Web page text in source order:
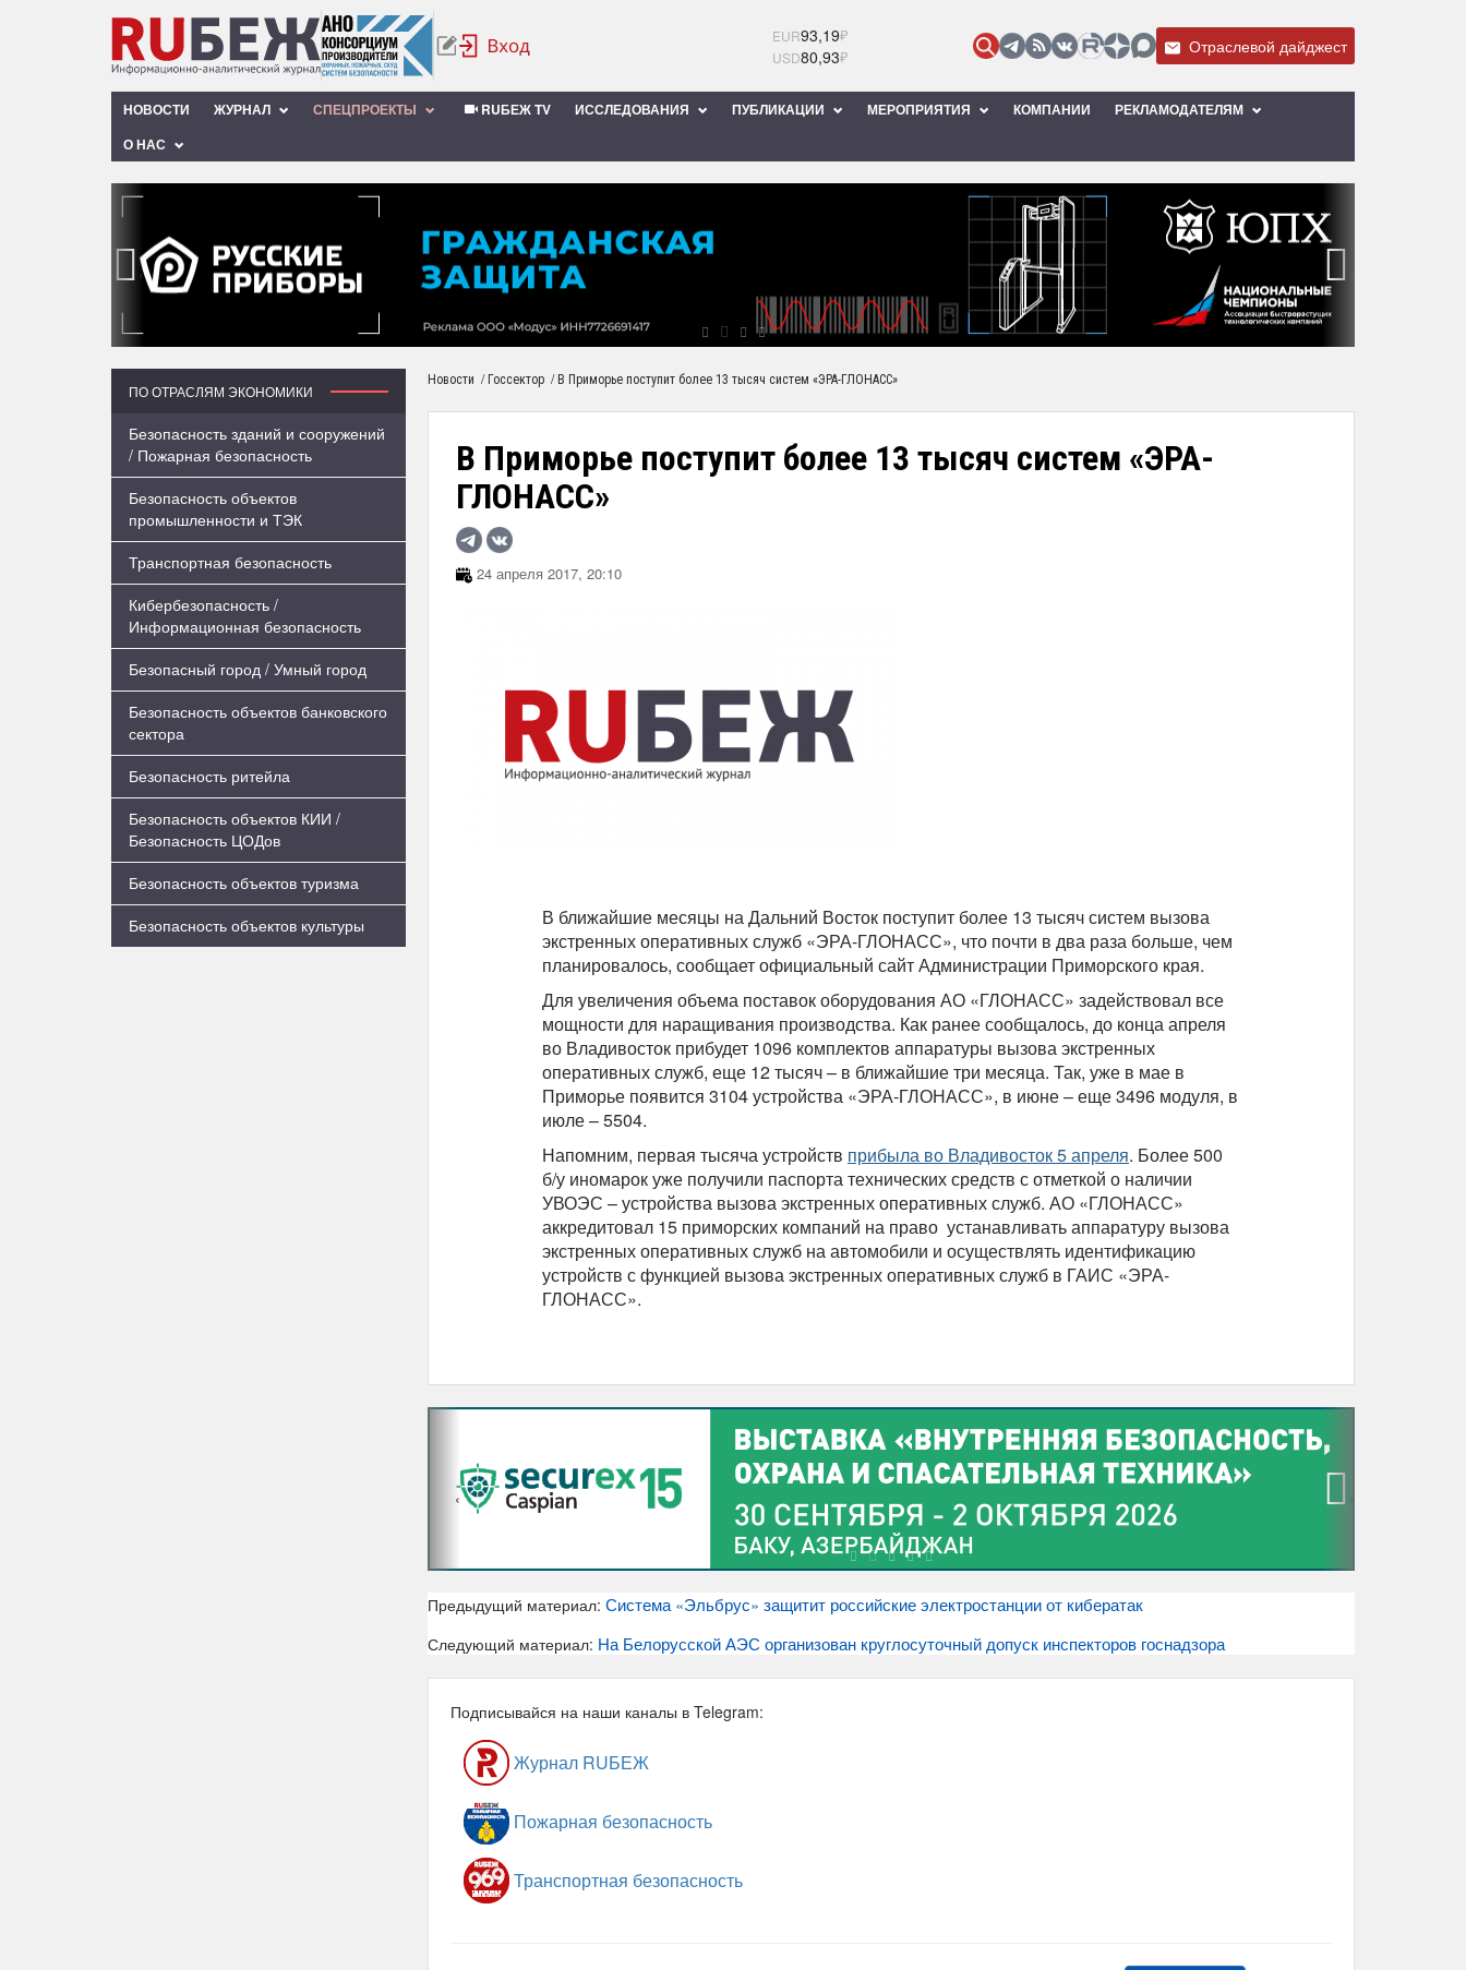
EUR93,19₽
USD80,93₽ Отраслевой дайджест
НОВОСТИ ЖУРНАЛ СПЕЦПРОЕКТЫ RUБЕЖ TV ИССЛЕДОВАНИЯ ПУБЛИКАЦИИ МЕРОПРИЯТИЯ КОМПАНИИ
РЕКЛАМОДАТЕЛЯМ
О НАС
‹
ПО ОТРАСЛЯМ ЭКОНОМИКИ
Безопасность зданий и сооружений
/ Пожарная безопасность
Безопасность объектов
промышленности и ТЭК
Транспортная безопасность
Кибербезопасность /
Информационная безопасность
Безопасный город / Умный город
Безопасность объектов банковского
сектора
Безопасность ритейла
Безопасность объектов КИИ /
Безопасность ЦОДов
Безопасность объектов туризма
Безопасность объектов культуры
Новости / Госсектор / В Приморье поступит более 13 тысяч систем «ЭРА-ГЛОНАСС»
В Приморье поступит более 13 тысяч систем «ЭРА-
ГЛОНАСС»
24 апреля 2017, 20:10
В ближайшие месяцы на Дальний Восток поступит более 13 тысяч систем вызова
экстренных оперативных служб «ЭРА-ГЛОНАСС», что почти в два раза больше, чем
планировалось, сообщает официальный сайт Администрации Приморского края.
Для увеличения объема поставок оборудования АО «ГЛОНАСС» задействовал все
мощности для наращивания производства. Как ранее сообщалось, до конца апреля
во Владивосток прибудет 1096 комплектов аппаратуры вызова экстренных
оперативных служб, еще 12 тысяч – в ближайшие три месяца. Так, уже в мае в
Приморье появится 3104 устройства «ЭРА-ГЛОНАСС», в июне – еще 3496 модуля, в
июле – 5504.
Напомним, первая тысяча устройств прибыла во Владивосток 5 апреля. Более 500
б/у иномарок уже получили паспорта технических средств с отметкой о наличии
УВОЭС – устройства вызова экстренных оперативных служб. АО «ГЛОНАСС»
аккредитовал 15 приморских компаний на право устанавливать аппаратуру вызова
экстренных оперативных служб на автомобили и осуществлять идентификацию
устройств с функцией вызова экстренных оперативных служб в ГАИС «ЭРА-
ГЛОНАСС».
‹ ›
Предыдущий материал: Система «Эльбрус» защитит российские электростанции от кибератак
Следующий материал: На Белорусской АЭС организован круглосуточный допуск инспекторов госнадзора
Подписывайся на наши каналы в Telegram:
Журнал RUБЕЖ
Пожарная безопасность
Транспортная безопасность